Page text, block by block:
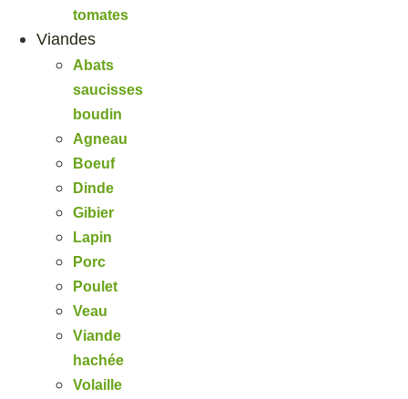
tomates
Viandes
Abats
saucisses
boudin
Agneau
Boeuf
Dinde
Gibier
Lapin
Porc
Poulet
Veau
Viande
hachée
Volaille